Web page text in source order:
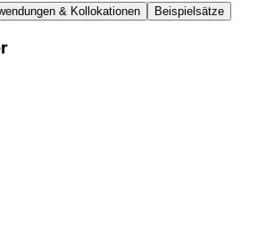
& Kollokationen Beispielsätze